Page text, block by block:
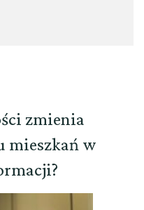
zmienia
mieszkań w